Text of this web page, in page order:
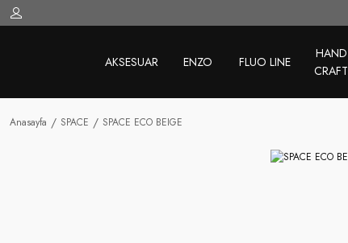
AKSESUAR ENZO FLUO LINE
HAND
CRAFT
Anasayfa SPACE SPACE ECO BEIGE